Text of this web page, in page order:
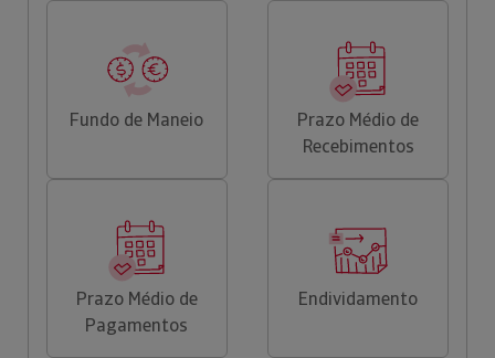
Fundo de Maneio
Prazo Médio de
Recebimentos
Prazo Médio de
Pagamentos
Endividamento